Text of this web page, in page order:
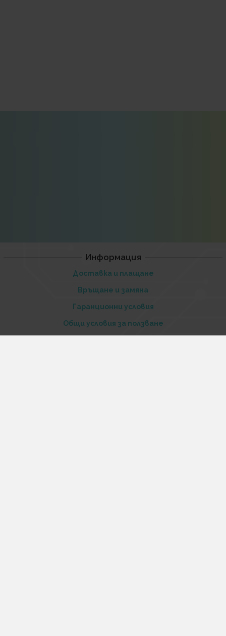
Информация
Доставка и плащане
Връщане и замяна
Гаранционни условия
Общи условия за ползване